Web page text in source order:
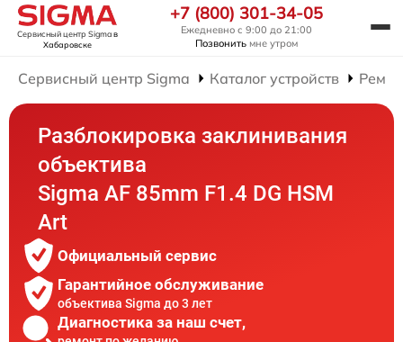
Сервисный центр Sigmaв
Хабаровске
+7 (800) 301-34-05
Ежедневно с 9:00 до 21:00
Позвонить мне утром
Сервисный центр Sigma Каталог устройств
Разблокировка заклинивания
объектива
Sigma AF 85mm F1.4 DG HSM
Art
Официальный сервис
Гарантийное обслуживание
объектива Sigma до 3 лет
Диагностика за наш счет,